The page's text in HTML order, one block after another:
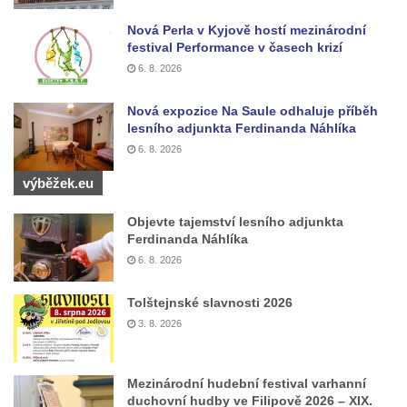
Socha Dívka s mušlí v ZOO Leipzig
Socha Tygr v ZOO Leipzig
Socha Marabu v ZOO Leipzig
Busta Karla Maxe Schneidera v ZOO
Leipzig
Socha Mladý slon v ZOO Leipzig
Socha Býk v ZOO Dresden
Socha Uprchlý otrok bojuje s divokým psem
v ZOO Dresden
Socha krokodýla v ZOO Dresden
Socha Faun s medvíďaty v ZOO Dresden
Nová Perla v Kyjově hostí mezinárodní
festival Performance v časech krizí
6. 8. 2026
Nová expozice Na Saule odhaluje příběh
lesního adjunkta Ferdinanda Náhlíka
6. 8. 2026
výběžek.eu
Objevte tajemství lesního adjunkta
Ferdinanda Náhlíka
6. 8. 2026
Tolštejnské slavnosti 2026
3. 8. 2026
Mezinárodní hudební festival varhanní
duchovní hudby ve Filipově 2026 – XIX.